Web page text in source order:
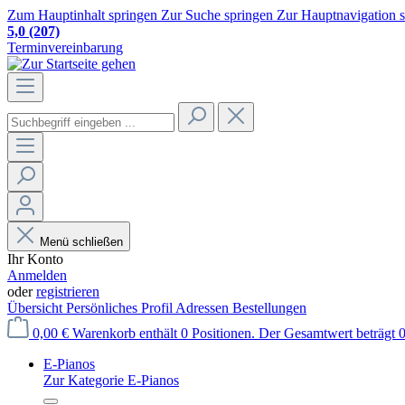
Zum Hauptinhalt springen Zur Suche springen Zur Hauptnavigation
5,0 (207)
Terminvereinbarung
Menü schließen
Ihr Konto
Anmelden
oderregistrieren
Übersicht Persönliches Profil Adressen Bestellungen
0,00 € Warenkorb enthält 0 Positionen. Der Gesamtwert beträgt
E-Pianos
Zur Kategorie E-Pianos